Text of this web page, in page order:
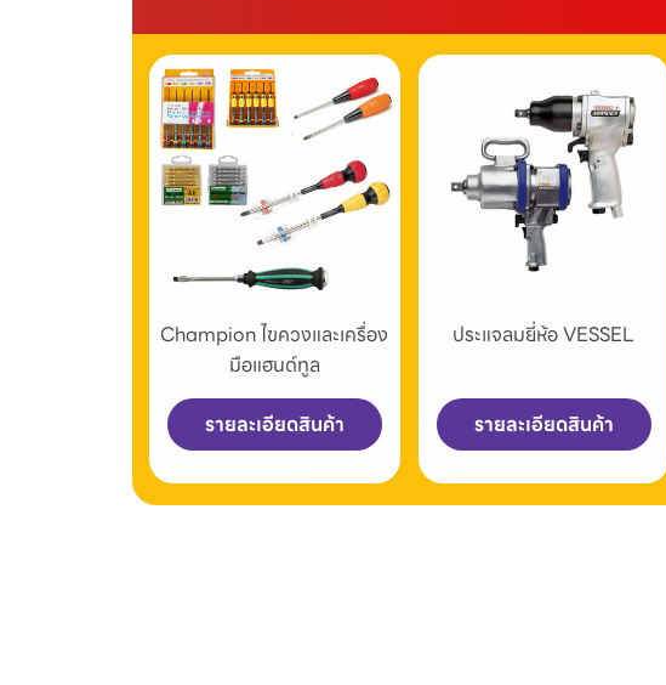
Champion ไขควงและเครื่อง
มือแฮนด์ทูล
รายละเอียดสินค้า
ประแจลมยี่ห้อ VESSEL
รายละเอียดสินค้า